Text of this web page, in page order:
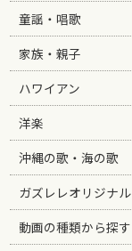
童謡・唱歌
家族・親子
ハワイアン
洋楽
沖縄の歌・海の歌
ガズレレオリジナル
動画の種類から探す